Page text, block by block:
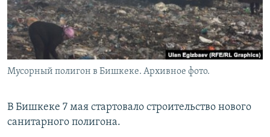
Мусорный полигон в Бишкеке. Архивное фото.
В Бишкеке 7 мая стартовало строительство нового
санитарного полигона.